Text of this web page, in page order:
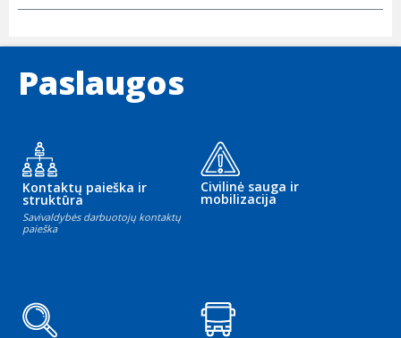
Paslaugos
Kontaktų paieška ir
struktūra
Savivaldybės darbuotojų kontaktų
paieška
Civilinė sauga ir
mobilizacija